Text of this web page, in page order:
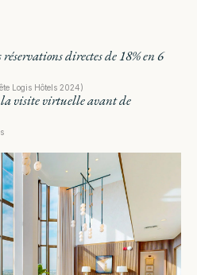
réservations directes de 18% en 6
Logis Hôtels 2024)
la visite virtuelle avant de